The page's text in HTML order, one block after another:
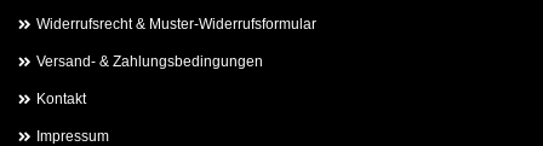
Widerrufsrecht & Muster-Widerrufsformular
Versand- & Zahlungsbedingungen
Kontakt
Impressum